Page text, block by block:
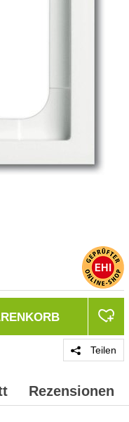
Teilen
Rezensionen